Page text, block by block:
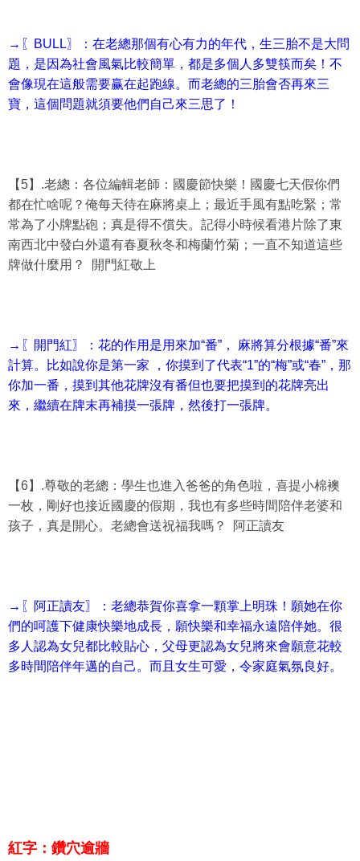
→〖BULL〗：在老總那個有心有力的年代，生三胎不是大問
題，是因為社會風氣比較簡單，都是多個人多雙筷而矣！不
會像現在這般需要赢在起跑線。而老總的三胎會否再來三
寶，這個問題就須要他們自己來三思了！
【5】.老總：各位編輯老師：國慶節快樂！國慶七天假你們
都在忙啥呢？俺每天待在麻將桌上；最近手風有點吃緊；常
常為了小牌點砲；真是得不償失。記得小時候看港片除了東
南西北中發白外還有春夏秋冬和梅蘭竹菊；一直不知道這些
牌做什麼用？ 開門紅敬上
→〖開門紅〗：花的作用是用來加“番”， 麻將算分根據“番”來
計算。比如說你是第一家 ，你摸到了代表“1”的“梅”或“春”，那
你加一番，摸到其他花牌沒有番但也要把摸到的花牌亮出
來，繼續在牌末再補摸一張牌，然後打一張牌。
【6】.尊敬的老總：學生也進入爸爸的角色啦，喜提小棉襖
一枚，剛好也接近國慶的假期，我也有多些時間陪伴老婆和
孩子，真是開心。老總會送祝福我嗎？ 阿正讀友
→〖阿正讀友〗：老總恭賀你喜拿一顆掌上明珠！願她在你
們的呵護下健康快樂地成長，願快樂和幸福永遠陪伴她。很
多人認為女兒都比較貼心，父母更認為女兒將來會願意花較
多時間陪伴年邁的自己。而且女生可愛，令家庭氣氛良好。
紅字：鑽穴逾牆